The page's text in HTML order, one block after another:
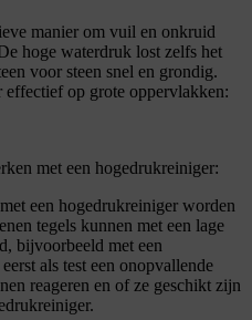
manier om vuil en onkruid
hoge waterdruk lost zelfs het
voor steen snel en grondig.
op grote oppervlakken:
met een hogedrukreiniger:
een hogedrukreiniger worden
tegels kunnen met een lage
bijvoorbeeld met een
als test een onopvallende
reageren en of ze geschikt zijn